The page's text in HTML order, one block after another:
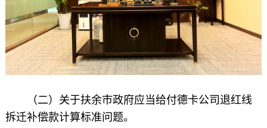
（二）关于扶余市政府应当给付德卡公司退红线
拆迁补偿款计算标准问题。